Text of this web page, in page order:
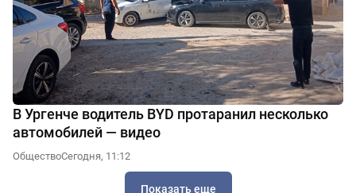
В Ургенче водитель BYD протаранил несколько
автомобилей — видео
ОбществоСегодня, 11:12
Показать еще